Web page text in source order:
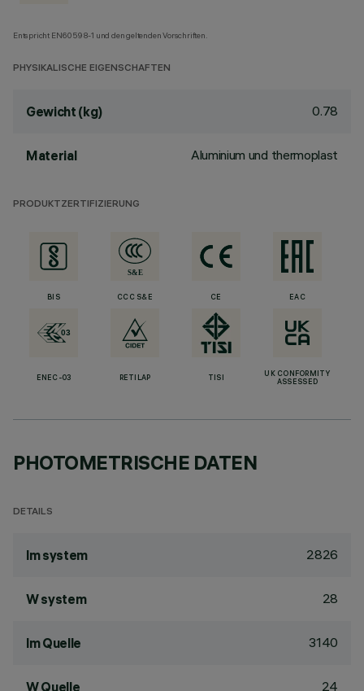
Entspricht EN60598-1 und den geltenden Vorschriften.
PHYSIKALISCHE EIGENSCHAFTEN
Gewicht (kg) 0.78
Material Aluminium und thermoplast
PRODUKTZERTIFIZIERUNG
BIS CCC S&E CE EAC
ENEC-03 RETILAP TISI
UK CONFORMITY
ASSESSED
PHOTOMETRISCHE DATEN
DETAILS
lm system 2826
W system 28
lm Quelle 3140
W Quelle 24